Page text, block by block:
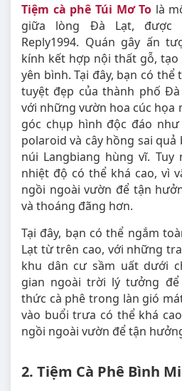
Tiệm cà phê Túi Mơ To là
giữa lòng Đà Lạt, được
Reply1994. Quán gây ấn
kính kết hợp nội thất gỗ, tạo
yên bình. Tại đây, bạn có
tuyệt đẹp của thành phố
với những vườn hoa cúc họa
góc chụp hình độc đáo
polaroid và cây hồng sai
núi Langbiang hùng vĩ. Tuy
nhiệt độ có thể khá cao, vì
ngồi ngoài vườn để tận
và thoáng đãng hơn.
Tại đây, bạn có thể ngắm
Lạt từ trên cao, với những
khu dân cư sầm uất dưới
gian ngoài trời lý tưởng
thức cà phê trong làn gió
vào buổi trưa có thể khá
ngồi ngoài vườn để tận
2. Tiệm Cà Phê Bình